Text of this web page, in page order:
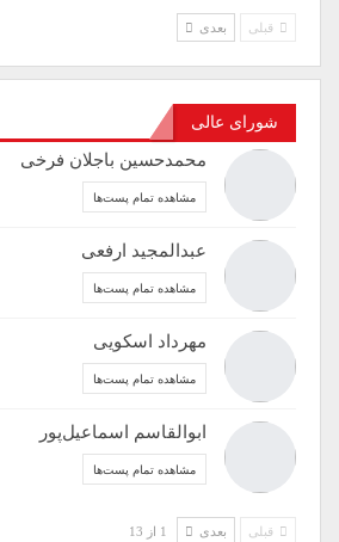
قبلی بعدی
شورای عالی
محمدحسین باجلان فرخی
مشاهده تمام پست‌ها
عبدالمجید ارفعی
مشاهده تمام پست‌ها
مهرداد اسکویی
مشاهده تمام پست‌ها
ابوالقاسم اسماعیل‌پور
مشاهده تمام پست‌ها
قبلی بعدی